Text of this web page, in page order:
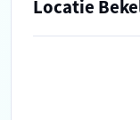
Locatie